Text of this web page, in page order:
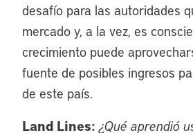
desafío para las autoridades
mercado y, a la vez, es
crecimiento puede
fuente de posibles ingresos
de este país.
Land Lines: ¿Qué aprendió